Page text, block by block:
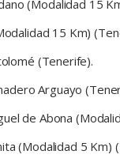
(Modalidad 15
15 Km)
(Tenerife).
Arguayo
de Abona
(Modalidad 5 Km)